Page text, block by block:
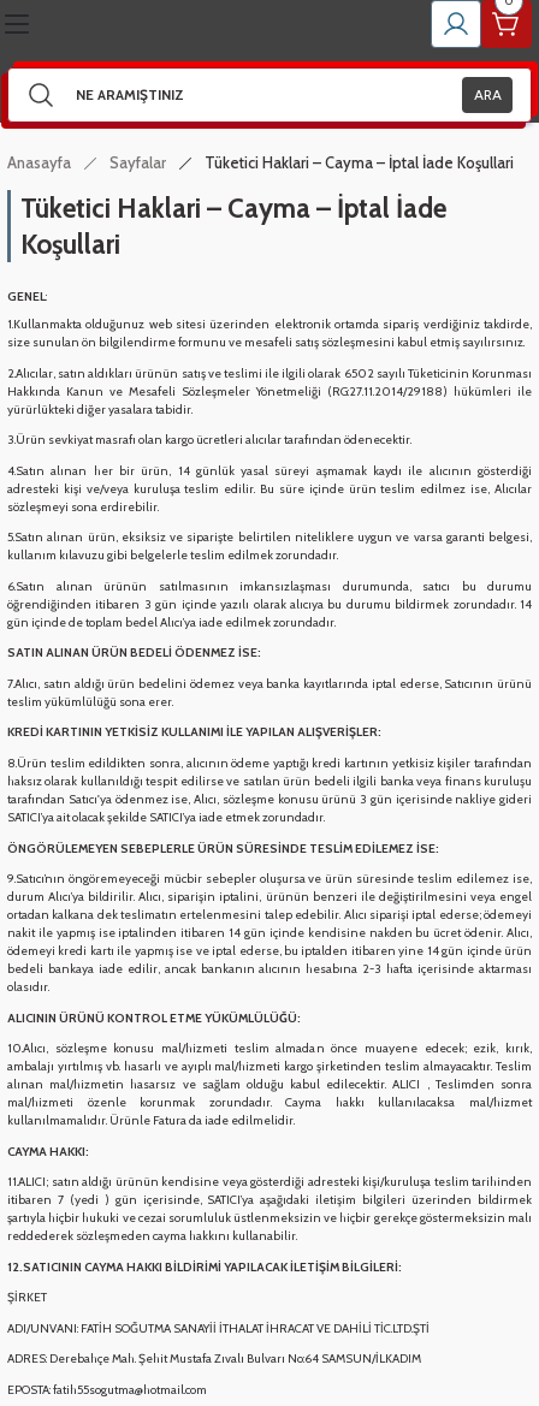
YEDEK PARÇA
Çeşitleri
Grupları
Hortumları
Kanadı
- Tako Çeşitleri
PARÇA
- Buhar Kabı
Grupları
Ve Bimetal Çeşitleri
Grupları
YEDEK PARÇA
Grupları
Kutusu
Vb.
Kartları
Çeşitleri
Dübel Çeşitleri
Ve Bobinleri
Ve Kartlar
Takozlar
Dirsek - Manşon Çeşitleri
( Kare )
VE YEDEK PARÇA
Boru Grubu
Ve Seperatör Çeşitleri
YEDEK PARÇA
YAĞLAR
- KETIL MALZEMELERİ
VB. YEDEK PARÇA
SERVİS EKİPMANLARI
Setleri
BORULAR YEDEK PARÇA
SETİ - UFO MALZEMELERİ
Set Malzemeleri
ARA
Anasayfa Sayfalar Tüketici Haklari – Cayma – İptal İade Koşullari
Tüketici Haklari – Cayma – İptal İade
Koşullari
GENEL:
1.Kullanmakta olduğunuz web sitesi üzerinden elektronik ortamda sipariş verdiğiniz takdirde,
size sunulan ön bilgilendirme formunu ve mesafeli satış sözleşmesini kabul etmiş sayılırsınız.
2.Alıcılar, satın aldıkları ürünün satış ve teslimi ile ilgili olarak 6502 sayılı Tüketicinin Korunması
Hakkında Kanun ve Mesafeli Sözleşmeler Yönetmeliği (RG:27.11.2014/29188) hükümleri ile
yürürlükteki diğer yasalara tabidir.
3.Ürün sevkiyat masrafı olan kargo ücretleri alıcılar tarafından ödenecektir.
4.Satın alınan her bir ürün, 14 günlük yasal süreyi aşmamak kaydı ile alıcının gösterdiği
adresteki kişi ve/veya kuruluşa teslim edilir. Bu süre içinde ürün teslim edilmez ise, Alıcılar
sözleşmeyi sona erdirebilir.
5.Satın alınan ürün, eksiksiz ve siparişte belirtilen niteliklere uygun ve varsa garanti belgesi,
kullanım kılavuzu gibi belgelerle teslim edilmek zorundadır.
6.Satın alınan ürünün satılmasının imkansızlaşması durumunda, satıcı bu durumu
öğrendiğinden itibaren 3 gün içinde yazılı olarak alıcıya bu durumu bildirmek zorundadır. 14
gün içinde de toplam bedel Alıcı’ya iade edilmek zorundadır.
SATIN ALINAN ÜRÜN BEDELİ ÖDENMEZ İSE:
7.Alıcı, satın aldığı ürün bedelini ödemez veya banka kayıtlarında iptal ederse, Satıcının ürünü
teslim yükümlülüğü sona erer.
KREDİ KARTININ YETKİSİZ KULLANIMI İLE YAPILAN ALIŞVERİŞLER:
8.Ürün teslim edildikten sonra, alıcının ödeme yaptığı kredi kartının yetkisiz kişiler tarafından
haksız olarak kullanıldığı tespit edilirse ve satılan ürün bedeli ilgili banka veya finans kuruluşu
tarafından Satıcı'ya ödenmez ise, Alıcı, sözleşme konusu ürünü 3 gün içerisinde nakliye gideri
SATICI’ya ait olacak şekilde SATICI’ya iade etmek zorundadır.
ÖNGÖRÜLEMEYEN SEBEPLERLE ÜRÜN SÜRESİNDE TESLİM EDİLEMEZ İSE:
9.Satıcı’nın öngöremeyeceği mücbir sebepler oluşursa ve ürün süresinde teslim edilemez ise,
durum Alıcı’ya bildirilir. Alıcı, siparişin iptalini, ürünün benzeri ile değiştirilmesini veya engel
ortadan kalkana dek teslimatın ertelenmesini talep edebilir. Alıcı siparişi iptal ederse; ödemeyi
nakit ile yapmış ise iptalinden itibaren 14 gün içinde kendisine nakden bu ücret ödenir. Alıcı,
ödemeyi kredi kartı ile yapmış ise ve iptal ederse, bu iptalden itibaren yine 14 gün içinde ürün
bedeli bankaya iade edilir, ancak bankanın alıcının hesabına 2-3 hafta içerisinde aktarması
olasıdır.
ALICININ ÜRÜNÜ KONTROL ETME YÜKÜMLÜLÜĞÜ:
10.Alıcı, sözleşme konusu mal/hizmeti teslim almadan önce muayene edecek; ezik, kırık,
ambalajı yırtılmış vb. hasarlı ve ayıplı mal/hizmeti kargo şirketinden teslim almayacaktır. Teslim
alınan mal/hizmetin hasarsız ve sağlam olduğu kabul edilecektir. ALICI , Teslimden sonra
mal/hizmeti özenle korunmak zorundadır. Cayma hakkı kullanılacaksa mal/hizmet
kullanılmamalıdır. Ürünle Fatura da iade edilmelidir.
CAYMA HAKKI:
11.ALICI; satın aldığı ürünün kendisine veya gösterdiği adresteki kişi/kuruluşa teslim tarihinden
itibaren 7 (yedi ) gün içerisinde, SATICI’ya aşağıdaki iletişim bilgileri üzerinden bildirmek
şartıyla hiçbir hukuki ve cezai sorumluluk üstlenmeksizin ve hiçbir gerekçe göstermeksizin malı
reddederek sözleşmeden cayma hakkını kullanabilir.
12.SATICININ CAYMA HAKKI BİLDİRİMİ YAPILACAK İLETİŞİM BİLGİLERİ:
ŞİRKET
ADI/UNVANI: FATİH SOĞUTMA SANAYİİ İTHALAT İHRACAT VE DAHİLİ TİC.LTD.ŞTİ
ADRES: Derebahçe Mah. Şehit Mustafa Zıvalı Bulvarı No:64 SAMSUN/İLKADIM
EPOSTA: fatih55sogutma@hotmail.com